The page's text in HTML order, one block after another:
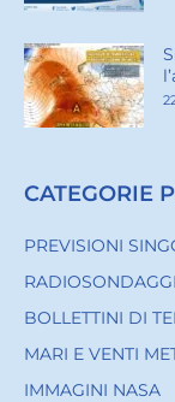
CATEGORIE
PREVISIONI
BOLLETTINI DI
MARI E VENTI
IMMAGINI NASA